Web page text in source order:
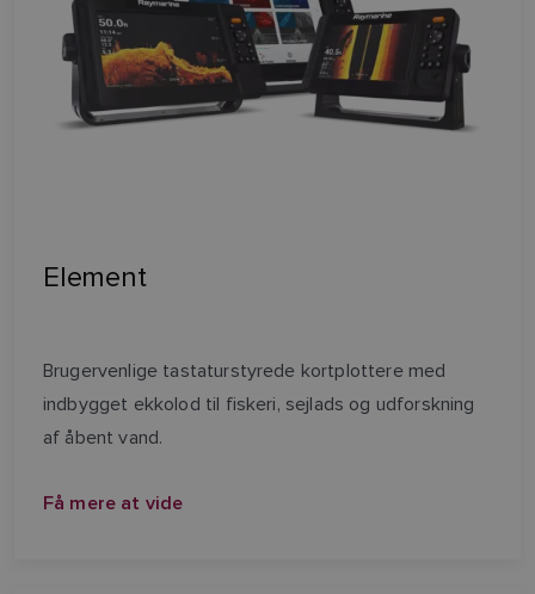
Element
Brugervenlige tastaturstyrede kortplottere med
indbygget ekkolod til fiskeri, sejlads og udforskning
af åbent vand.
Få mere at vide